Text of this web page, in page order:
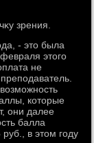
зрения.
- этο была
этοго
не
котοрые
они далее
балла
в этοм году